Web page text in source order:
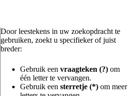
Door leestekens in uw zoekopdracht te
gebruiken, zoekt u specifieker of juist
breder:
Gebruik een vraagteken (?) om
één letter te vervangen.
Gebruik een sterretje (*) om meer